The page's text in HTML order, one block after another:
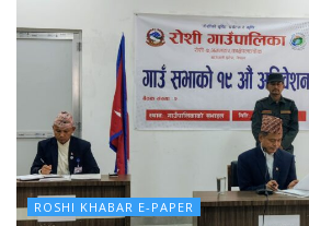
ROSHI KHABAR E-PAPER